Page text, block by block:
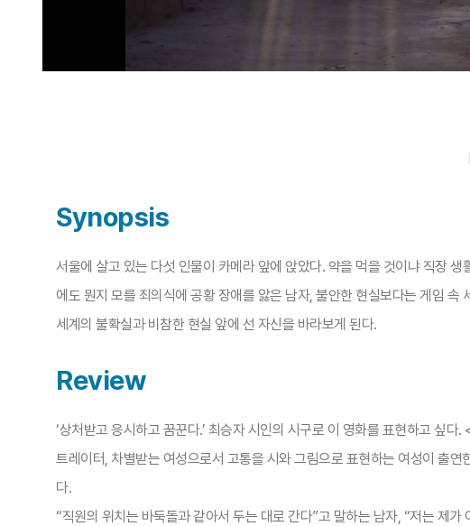
Synopsis
서울에 살고 있는 다섯 인물이 카메라 앞에 앉았다. 약을 먹을 것이냐 직장
에도 뭔지 모를 죄의식에 공황 장애를 앓은 남자, 불안한 현실보다는 게임
세계의 불확실과 비참한 현실 앞에 선 자신을 바라보게 된다.
Review
‘상처받고 응시하고 꿈꾼다.’ 최승자 시인의 시구로 이 영화를 표현하고 싶
트레이터, 차별받는 여성으로서 고통을 시와 그림으로 표현하는 여성이 출
다.
“직원의 위치는 바둑돌과 같아서 두는 대로 간다”고 말하는 남자, “저는 제